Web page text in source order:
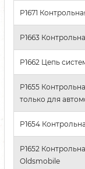
P1671
P1663
P1662 Цепь
P1655
только для
P1654
P1652
Oldsmobile